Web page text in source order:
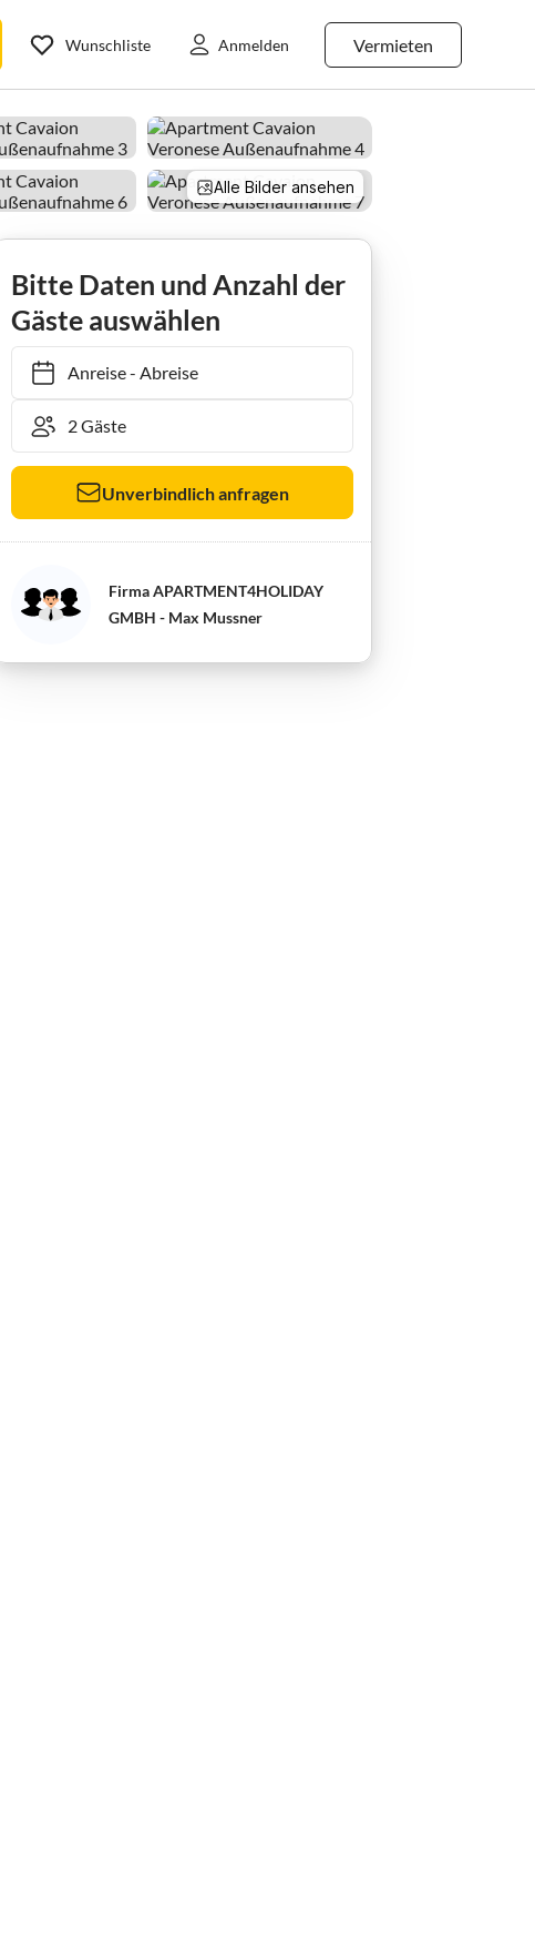
Vermieten
Wunschliste Anmelden
Alle Bilder ansehen
Bitte Daten und Anzahl der
Gäste auswählen
Anreise- Abreise
Unverbindlich anfragen
Firma APARTMENT4HOLIDAY
GMBH - Max Mussner